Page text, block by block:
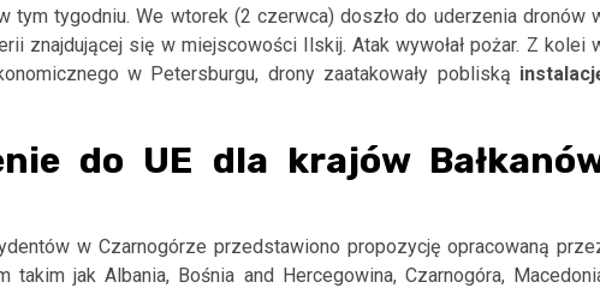
tym tygodniu. We wtorek (2 czerwca) doszło do uderzenia dronów
znajdującej się w miejscowości Ilskij. Atak wywołał pożar. Z kolei
w Petersburgu, drony zaatakowały pobliską
do UE dla krajów
w Czarnogórze przedstawiono propozycję opracowaną
takim jak Albania, Bośnia and Hercegowina, Czarnogóra,